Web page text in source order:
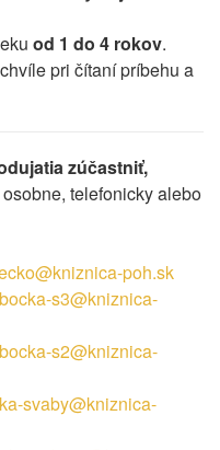
od 1 do 4 rokov.
pri čítaní príbehu a
zúčastniť,
osobne, telefonicky alebo
poh.sk
s3@kniznica-
s2@kniznica-
svaby@kniznica-